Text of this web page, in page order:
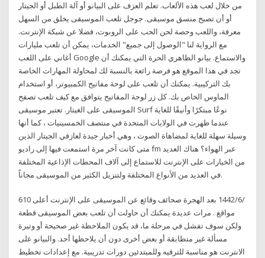
من خلال لعب هذه الألعاب. تعلم العزف على البيانو أو آلة الطبل أو الجيتار
أو أن تصبح منسق موسيقى. جوجل تلعب الموسيقى يخلق من السهل
معرفة، واللعب وحصة لحن الحب على الروبوت، فضلا عن شبكة الإنترنت.
مع الرواية لنا "الوصول إلى جميع" الخدمات، يمكن أن تلعب مليارات
أغاني على اللعب Google والاستماع. بيانو الظاهري الحرة التي يمكنك أن
تجد في هذا الموقع هو فرصة رائعة بالنسبة لك لمحاولة المهارات الخاصة
بك التركيبية. يمكنك أن تلعب على لوحة مفاتيح الكمبيوتر، أو استخدام
الماوس الخاص بك. كل زر لوحة المفاتيح يتوافق مع كيف تلعب تصفح
الموسيقى على الغيتار. تعتبر موسيقى Surf نوعًا مبتكرًا وأنيقًا للغاية
عندما ظهرت في الولايات المتحدة في منتصف الخمسينيات ، كما أنها
وسيلة سهلة للغاية لمضاهاة الصوت ، وهي أخبار جيدة لعازفي الجيتار الذين
متى كانت آخر مرة استمعت فيها إلى راديو fm عبر الهواء؟ هناك العديد
من الخيارات على الإنترنت للاستماع إلى آلاف المحطات الإذاعية المختلفة
في العديد من الأنواع المختلفة ولتنزيل الكثير من الموسيقى مجاناً.
6‏‏/6‏‏/1442 بعد الهجرة صحائف وقائع عن الموسيقى على الإنترنت أعلى 10
مواقع . مرات عديدة يمكنك أن حاولت أن تلعب بعض الموسيقى قطعة
ولكن سوف تفشل في مرحلة ما، قد يكون الملاحظة غير صحيحة أو وتيرة
مسألة غير متطابقة أو بعض أخرى دون أن يلاحظها أحد. والبيانو على
الانترنت هو مناسبة للترفيه وللمبتدئين دورات تدريبية. مع إعدادات تخطيط